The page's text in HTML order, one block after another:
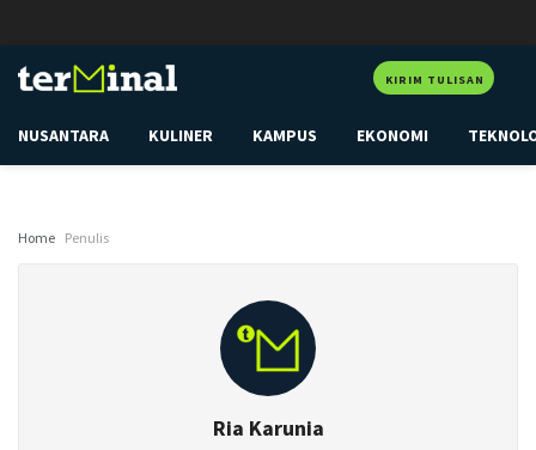
KIRIM TULISAN
NUSANTARA KULINER KAMPUS EKONOMI
Home Penulis
Ria Karunia